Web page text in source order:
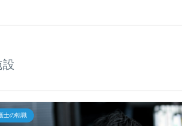
士の転職